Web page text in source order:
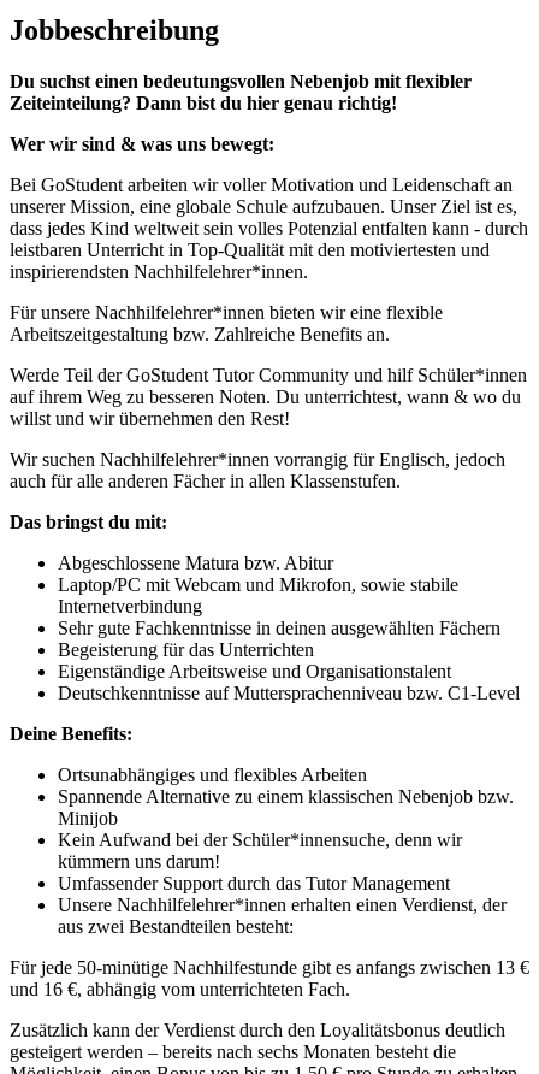
Jobbeschreibung
Du suchst einen bedeutungsvollen Nebenjob mit flexibler
Zeiteinteilung? Dann bist du hier genau richtig!
Wer wir sind & was uns bewegt:
Bei GoStudent arbeiten wir voller Motivation und Leidenschaft an
unserer Mission, eine globale Schule aufzubauen. Unser Ziel ist es,
dass jedes Kind weltweit sein volles Potenzial entfalten kann - durch
leistbaren Unterricht in Top-Qualität mit den motiviertesten und
inspirierendsten Nachhilfelehrer*innen.
Für unsere Nachhilfelehrer*innen bieten wir eine flexible
Arbeitszeitgestaltung bzw. Zahlreiche Benefits an.
Werde Teil der GoStudent Tutor Community und hilf Schüler*innen
auf ihrem Weg zu besseren Noten. Du unterrichtest, wann & wo du
willst und wir übernehmen den Rest!
Wir suchen Nachhilfelehrer*innen vorrangig für Englisch, jedoch
auch für alle anderen Fächer in allen Klassenstufen.
Das bringst du mit:
Abgeschlossene Matura bzw. Abitur
Laptop/PC mit Webcam und Mikrofon, sowie stabile
Internetverbindung
Sehr gute Fachkenntnisse in deinen ausgewählten Fächern
Begeisterung für das Unterrichten
Eigenständige Arbeitsweise und Organisationstalent
Deutschkenntnisse auf Muttersprachenniveau bzw. C1-Level
Deine Benefits:
Ortsunabhängiges und flexibles Arbeiten
Spannende Alternative zu einem klassischen Nebenjob bzw.
Minijob
Kein Aufwand bei der Schüler*innensuche, denn wir
kümmern uns darum!
Umfassender Support durch das Tutor Management
Unsere Nachhilfelehrer*innen erhalten einen Verdienst, der
aus zwei Bestandteilen besteht:
Für jede 50-minütige Nachhilfestunde gibt es anfangs zwischen 13 €
und 16 €, abhängig vom unterrichteten Fach.
Zusätzlich kann der Verdienst durch den Loyalitätsbonus deutlich
gesteigert werden – bereits nach sechs Monaten besteht die